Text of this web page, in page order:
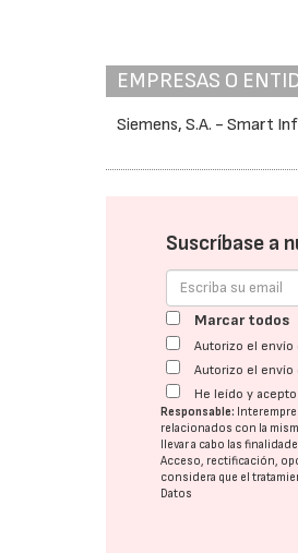
EMPRESAS O
Siemens, S.A. - Smart
Suscríbase a
Marcar todos
Autorizo el
Autorizo el
He leído y
Responsable:
relacionados con la
llevar a cabo las
Acceso, rectificación,
considera que el
Datos